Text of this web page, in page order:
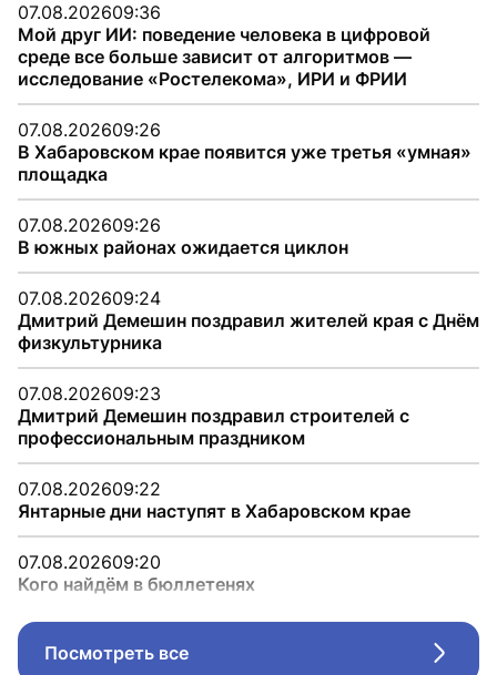
07.08.202609:36
Мой друг ИИ: поведение человека в цифровой
среде все больше зависит от алгоритмов —
исследование «Ростелекома», ИРИ и ФРИИ
07.08.202609:26
В Хабаровском крае появится уже третья «умная»
площадка
07.08.202609:26
В южных районах ожидается циклон
07.08.202609:24
Дмитрий Демешин поздравил жителей края с Днём
физкультурника
07.08.202609:23
Дмитрий Демешин поздравил строителей с
профессиональным праздником
07.08.202609:22
Янтарные дни наступят в Хабаровском крае
07.08.202609:20
Кого найдём в бюллетенях
Посмотреть все